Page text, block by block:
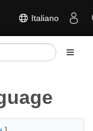
Italiano